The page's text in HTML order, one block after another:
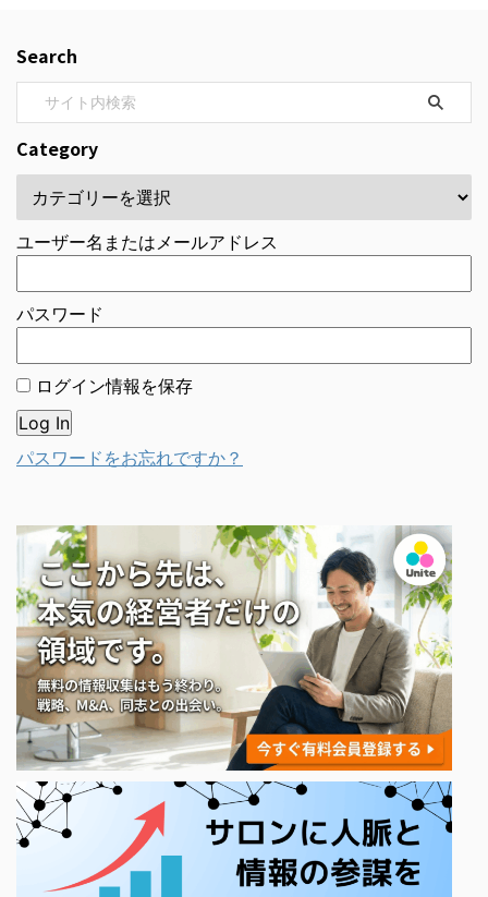
Search
Category
ユーザー名またはメールアドレス
パスワード
ログイン情報を保存
パスワードをお忘れですか？